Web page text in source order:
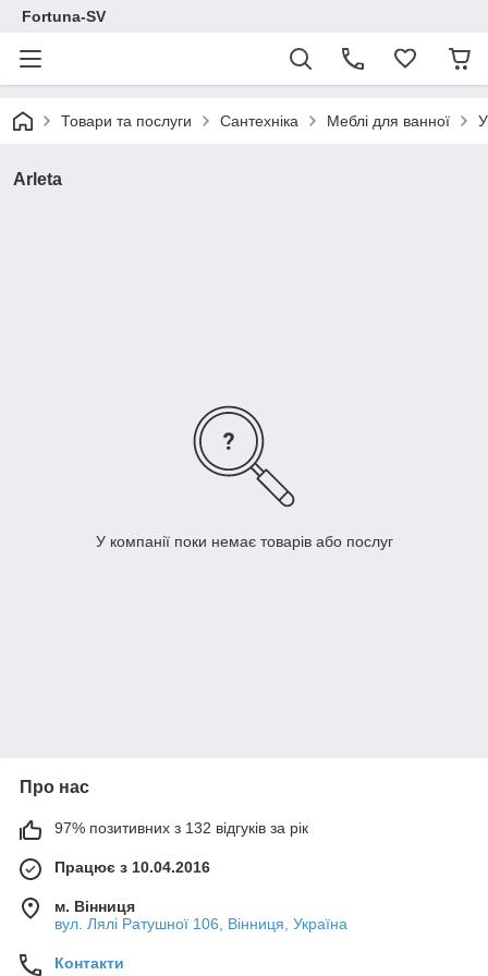
Fortuna-SV
Товари та послуги Сантехніка Меблі для ванної
Arleta
У компанії поки немає товарів або послуг
Про нас
97% позитивних з 132 відгуків за рік
Працює з 10.04.2016
м. Вінниця
вул. Лялі Ратушної 106, Вінниця, Україна
Контакти